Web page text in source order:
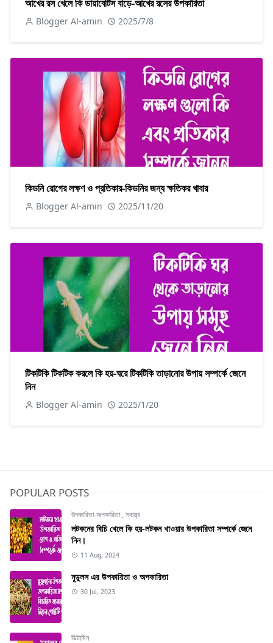
আখের রস খেলে কি ডায়াবেটিস বাড়ে-আখের রসের উপকারিতা
Blogger Al-amin 2025/7/8
কিডনি রোগের লক্ষণ ও প্রতিকার-কিডনির জন্য ক্ষতিকর খাবার
Blogger Al-amin 2025/11/20
টিকটিকি টিকটিক করলে কি হয়-ঘরে টিকটিকি তাড়ানোর উপায় সম্পর্কে জেনে
নিন
Blogger Al-amin 2025/1/20
POPULAR POSTS
উপকারিতা-অপকারিতা,স্বাস্থ্য
লটকনের বিচি খেলে কি হয়-লটকন খাওয়ার উপকারিতা সম্পর্কে জেনে
নিন।
11 Aug, 2024
নুডুলস এর উপকারিতা ও অপকারিতা
30 Jul, 2023
ভিটামিন